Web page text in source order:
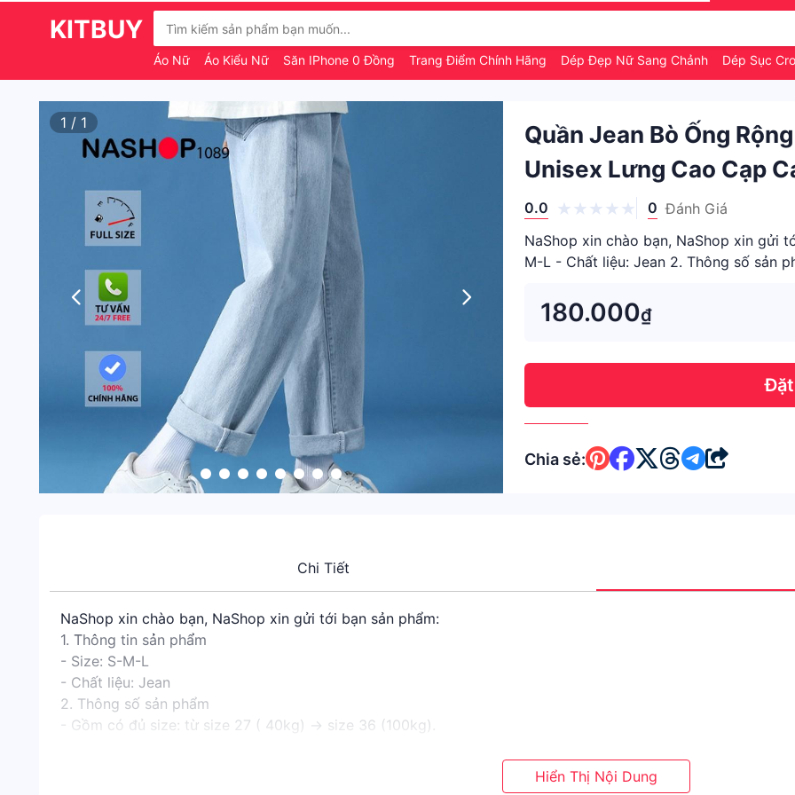
KITBUY
Áo Nữ Áo Kiểu Nữ Săn IPhone 0 Đồng Trang Điểm Chính Hãng Dép Đẹp Nữ Sang Chảnh Dép Sục
1 / 1
Quần Jean Bò Ống
Unisex Lưng Cao Cạp
0.0 0 Đánh Giá
NaShop xin chào bạn, NaShop xin gửi
M-L - Chất liệu: Jean 2. Thông số sản
180.000₫
Đặt
Chia sẻ:
Chi Tiết
NaShop xin chào bạn, NaShop xin gửi tới bạn sản phẩm:
1. Thông tin sản phẩm
- Size: S-M-L
- Chất liệu: Jean
2. Thông số sản phẩm
- Gồm có đủ size: từ size 27 ( 40kg) -> size 36 (100kg).